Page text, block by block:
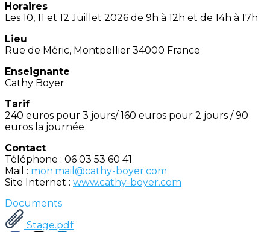
Horaires
Les 10, 11 et 12 Juillet 2026 de 9h à 12h et de 14h à 17h
Lieu
Rue de Méric, Montpellier 34000 France
Enseignante
Cathy Boyer
Tarif
240 euros pour 3 jours/ 160 euros pour 2 jours / 90
euros la journée
Contact
Téléphone : 06 03 53 60 41
Mail : mon.mail@cathy-boyer.com
Site Internet : www.cathy-boyer.com
Documents
Stage.pdf